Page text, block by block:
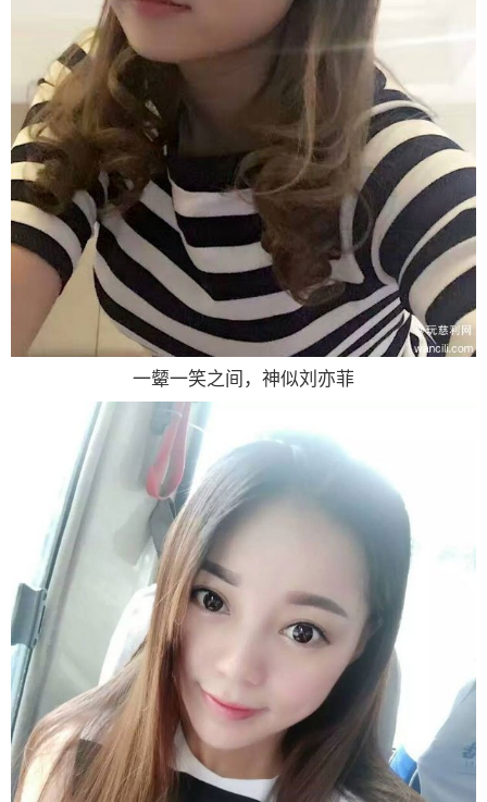
一颦一笑之间，神似刘亦菲